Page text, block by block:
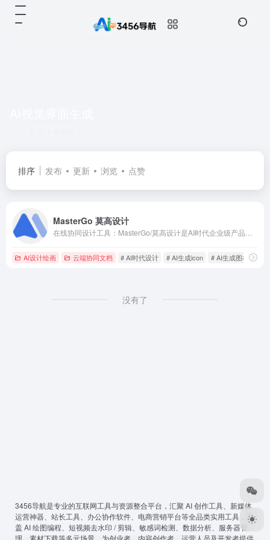
排序 发布 更新 浏览 点赞
MasterGo 莫高设计
AI设计绘画 云端协同文档 # AI时代设计 # AI生成icon # AI生成图标
没有了
3456导航是专业的互联网工具与资源整合平台，汇聚 AI 创作工具、新媒体
运营神器、站长工具、办公协作软件、电商营销平台等全品类实用工具，覆
盖 AI 绘图编程、短视频去水印 / 剪辑、敏感词检测、数据分析、服务器管
理、素材下载等多元场景，为创业者、内容创作者、运营人员及开发者提供